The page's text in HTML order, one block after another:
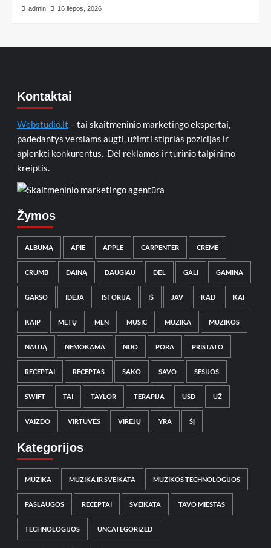
admin 16 liepos, 2026
Kontaktai
Webstudio.lt – tai skaitmeninio marketingo ekspertai,
padedantys verslams augti, užimti stiprias pozicijas ir
aplenkti konkurentus. Dėl reklamos ir turinio talpinimo
kreiptis.
Žymos
ALBUMĄ APIE APPLE CARPENTER CREME
CRUMB DAINĄ DAUGIAU DĖL GALI GAMINA
GARSO IDĖJA ISTORIJA IŠ JAV KAD KAI
KAIP METŲ MLN MUSIC MUZIKA MUZIKOS
NAUJĄ NEMOKAMA NUO PORA PRISTATO
RECEPTAI RECEPTAS SAKO SAVO SESIJOS
SWIFT TAI TAYLOR TERAPIJA USD UŽ
VAIZDO VIRTUVĖS VIRĖJŲ YRA ŠĮ
Kategorijos
MUZIKA MUZIKA IR SVEIKATA MUZIKOS TECHNOLOGIJOS
PASLAUGOS RECEPTAI SVEIKATA TAVO MIESTAS
TECHNOLOGIJOS UNCATEGORIZED